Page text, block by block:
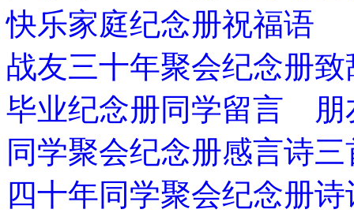
快乐家庭纪念册祝福语
战友三十年聚会纪念册致
毕业纪念册同学留言 朋
同学聚会纪念册感言诗三
四十年同学聚会纪念册